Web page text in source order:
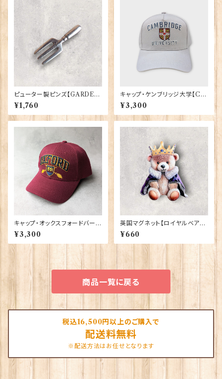
ピューター製ピンズ【GARDEN
ERS FORK】Cadogan 90166
-XWTP167
¥1,760
キャップ・ケンブリッジ大学【Ca
mbridge Univ.】00215
¥3,300
キャップ・オックスフォードバーガ
ンディ 00189
¥3,300
英国マグネット【ロイヤルベア】E
lgate Products 90030（799
13）
¥660
商品一覧に戻る
税込16,500円以上のご購入で
配送料無料
※配送方法はお任せとなります